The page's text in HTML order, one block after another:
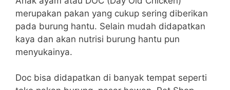
merupakan pakan yang cukup sering diberikan
pada burung hantu. Selain mudah didapatkan
kaya dan akan nutrisi burung hantu pun
menyukainya.
Doc bisa didapatkan di banyak tempat seperti